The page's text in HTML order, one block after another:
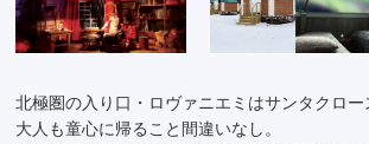
北極圏の入り口・ロヴァニエミはサンタクロ
大人も童心に帰ること間違いなし。